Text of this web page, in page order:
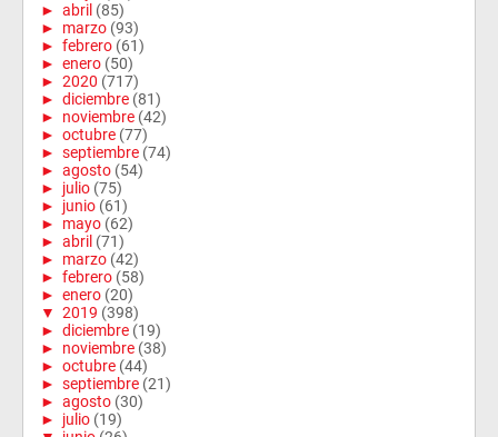
► abril (85)
► marzo (93)
► febrero (61)
► enero (50)
► 2020 (717)
► diciembre (81)
► noviembre (42)
► octubre (77)
► septiembre (74)
► agosto (54)
► julio (75)
► junio (61)
► mayo (62)
► abril (71)
► marzo (42)
► febrero (58)
► enero (20)
▼ 2019 (398)
► diciembre (19)
► noviembre (38)
► octubre (44)
► septiembre (21)
► agosto (30)
► julio (19)